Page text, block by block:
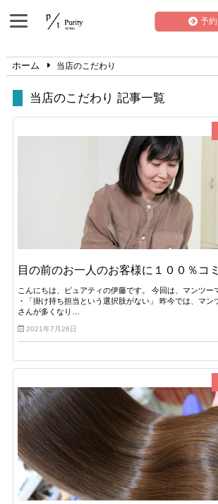
予
ホーム 当店のこだわり
当店のこだわり 記事一覧
目の前のお一人のお客様に１００％コ
こんにちは、ピュアティの伊藤です。 今回は、マンツー
・「掛け持ち担当という選択肢がない」 昨今では、マン
さんが多くなり…
2021年7月26日